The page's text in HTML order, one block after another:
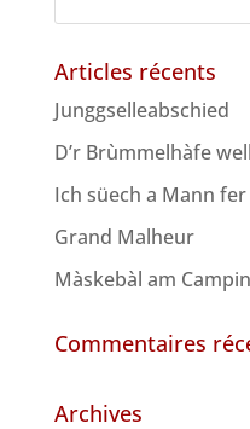
Articles récents
Junggselleabschied
D’r Brùmmelhàfe
Ich süech a Mann
Grand Malheur
Màskebàl am
Commentaires
Archives